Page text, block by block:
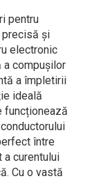
pentru
precisă și
electronic
compușilor
a împletirii
ideală
funcționează
între
curentului
Cu o vastă